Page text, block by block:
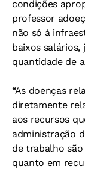
condições
professor
não só à
baixos salários,
quantidade de
“As doenças
diretamente
aos recursos
administração
de trabalho
quanto em